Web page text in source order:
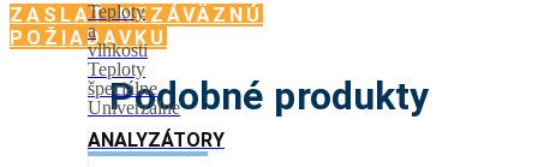
Teploty
a
vlhkosti
Teploty
špeciálne
Univerzálne
ANALYZÁTORY
ZASLAŤ NEZÁVÄZNÚ
POŽIADAVKU
Podobné produkty